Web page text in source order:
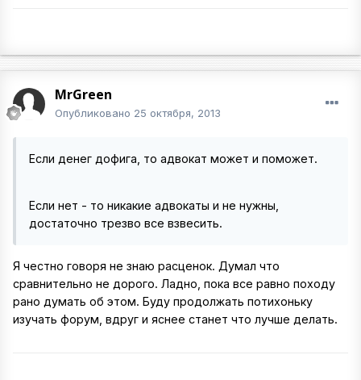
MrGreen
Опубликовано 25 октября, 2013
Если денег дофига, то адвокат может и поможет.
Если нет - то никакие адвокаты и не нужны,
достаточно трезво все взвесить.
Я честно говоря не знаю расценок. Думал что
сравнительно не дорого. Ладно, пока все равно походу
рано думать об этом. Буду продолжать потихоньку
изучать форум, вдруг и яснее станет что лучше делать.